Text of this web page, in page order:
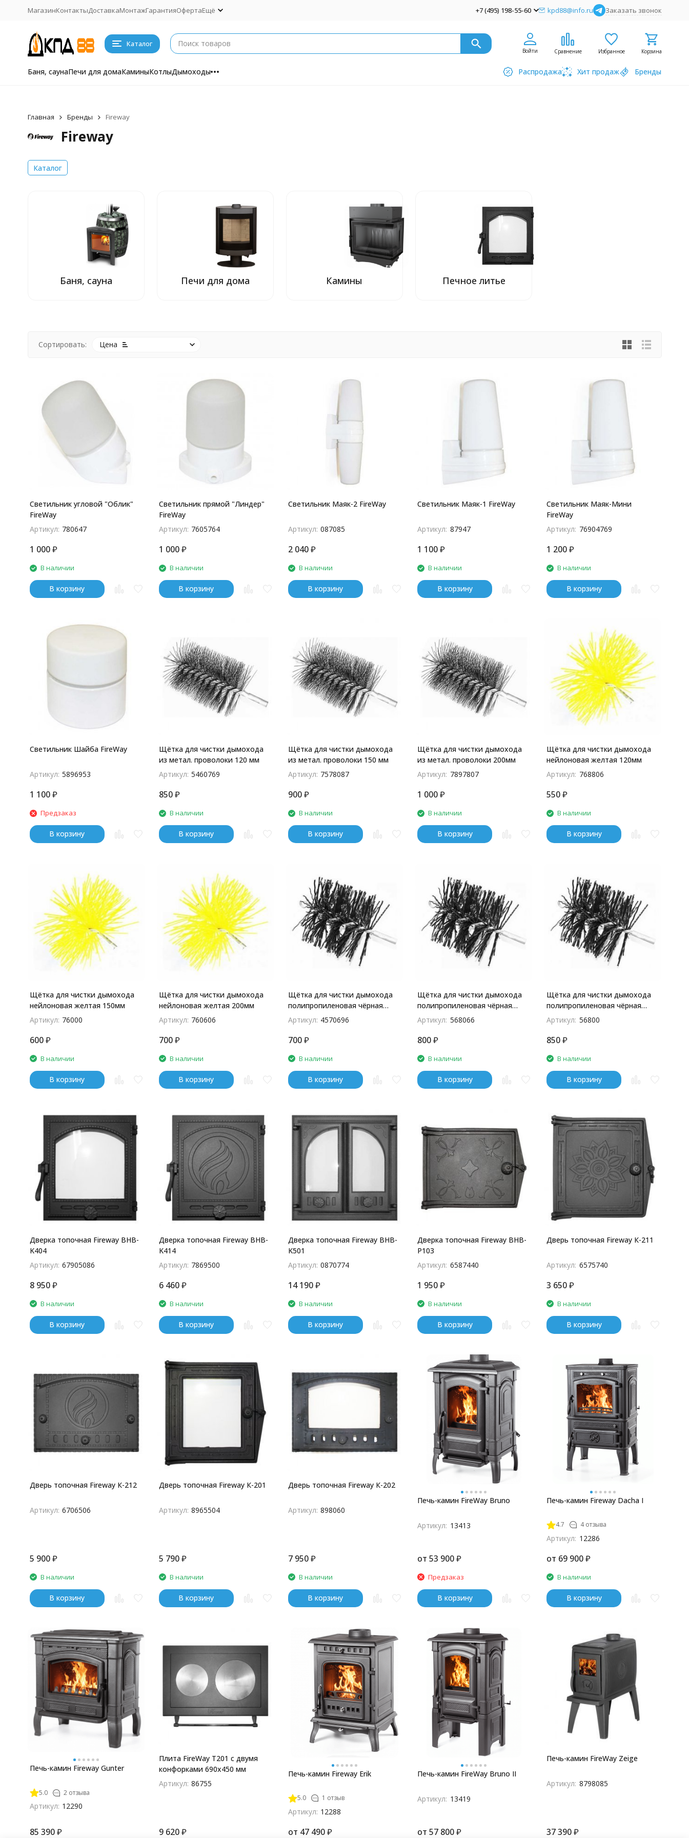
МагазинКонтактыДоставкаМонтажГарантияОфертаЕщё +7 (495) 198-55-60 kpd88@info.ru Заказать звонок
Каталог
Войти Сравнение Избранное Корзина
Баня, саунаПечи для домаКаминыКотлыДымоходы Распродажа Хит продаж Бренды
Главная Бренды Fireway
Fireway
Каталог
Баня, сауна Печи для дома Камины Печное литье
Сортировать: Цена
Светильник угловой "Облик"
FireWay
Артикул: 780647
1 000 ₽
В наличии
В корзину
Светильник прямой "Линдер"
FireWay
Артикул: 7605764
1 000₽
В наличии
В корзину
Светильник Маяк-2 FireWay
Артикул: 087085
2 040₽
В наличии
В корзину
Светильник Маяк-1 FireWay
Артикул: 87947
1 100₽
В наличии
В корзину
Светильник Маяк-Мини
FireWay
Артикул: 76904769
1 200₽
В наличии
В корзину
Светильник Шайба FireWay
Артикул: 5896953
1 100 ₽
Предзаказ
В корзину
Щётка для чистки дымохода
из метал. проволоки 120 мм
Артикул: 5460769
850₽
В наличии
В корзину
Щётка для чистки дымохода
из метал. проволоки 150 мм
Артикул: 7578087
900₽
В наличии
В корзину
Щётка для чистки дымохода
из метал. проволоки 200мм
Артикул: 7897807
1 000₽
В наличии
В корзину
Щётка для чистки дымохода
нейлоновая желтая 120мм
Артикул: 768806
550₽
В наличии
В корзину
Щётка для чистки дымохода
нейлоновая желтая 150мм
Артикул: 76000
600 ₽
В наличии
В корзину
Щётка для чистки дымохода
нейлоновая желтая 200мм
Артикул: 760606
700₽
В наличии
В корзину
Щётка для чистки дымохода
полипропиленовая чёрная
120мм
Артикул: 4570696
700₽
В наличии
В корзину
Щётка для чистки дымохода
полипропиленовая чёрная
150мм
Артикул: 568066
800₽
В наличии
В корзину
Щётка для чистки дымохода
полипропиленовая чёрная
200мм
Артикул: 56800
850₽
В наличии
В корзину
Дверка топочная Fireway BHB-
K404
Артикул: 67905086
8 950 ₽
В наличии
В корзину
Дверка топочная Fireway BHB-
K414
Артикул: 7869500
6 460₽
В наличии
В корзину
Дверка топочная Fireway BHB-
K501
Артикул: 0870774
14 190₽
В наличии
В корзину
Дверка топочная Fireway BHB-
P103
Артикул: 6587440
1 950₽
В наличии
В корзину
Дверь топочная Fireway К-211
Артикул: 6575740
3 650₽
В наличии
В корзину
Дверь топочная Fireway К-212
Артикул: 6706506
5 900 ₽
В наличии
В корзину
Дверь топочная Fireway К-201
Артикул: 8965504
5 790₽
В наличии
В корзину
Дверь топочная Fireway К-202
Артикул: 898060
7 950₽
В наличии
В корзину
Печь-камин FireWay Bruno
Артикул: 13413
от53 900₽
Предзаказ
В корзину
Печь-камин Fireway Dacha I
4.7 4 отзыва
Артикул: 12286
от 69 900₽
В наличии
В корзину
Печь-камин Fireway Gunter
5.0 2 отзыва
Артикул: 12290
85 390 ₽
Плита FireWay Т201 с двумя
конфорками 690х450 мм
Артикул: 86755
9 620₽
Печь-камин Fireway Erik
5.0 1 отзыв
Артикул: 12288
от 47 490₽
Печь-камин FireWay Bruno II
Артикул: 13419
от57 800₽
Печь-камин FireWay Zeige
Артикул: 8798085
37 390₽